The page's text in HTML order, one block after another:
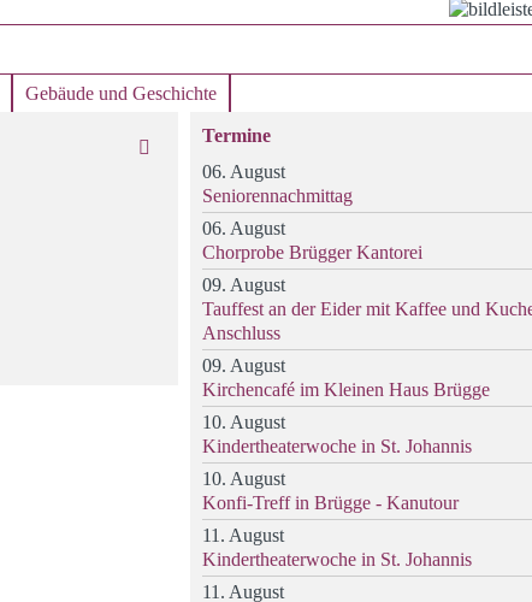
Gebäude und Geschichte
Termine
06. August
Seniorennachmittag
06. August
Chorprobe Brügger Kantorei
09. August
Tauffest an der Eider mit Kaffee und
Anschluss
09. August
Kirchencafé im Kleinen Haus Brügge
10. August
Kindertheaterwoche in St. Johannis
10. August
Konfi-Treff in Brügge - Kanutour
11. August
Kindertheaterwoche in St. Johannis
11. August